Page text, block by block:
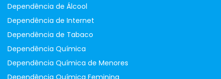
Dependência de Álcool
Dependência de Internet
Dependência de Tabaco
Dependência Química
Dependência Química de Menores
Dependência Química Feminina